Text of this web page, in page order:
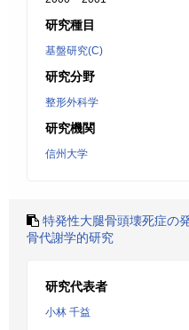
研究種目
基盤研究(C)
研究分野
整形外科学
研究機関
信州大学
特発性大腿骨頭壊死症の
骨代謝学的研究
研究代表者
小林 千益